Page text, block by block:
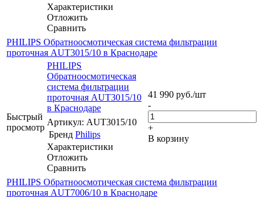
Характеристики
Отложить
Сравнить
PHILIPS Обратноосмотическая система фильтрации
проточная AUT3015/10 в Краснодаре
Быстрый
просмотр
PHILIPS
Обратноосмотическая
система фильтрации
проточная AUT3015/10
в Краснодаре
Артикул: AUT3015/10
Бренд Philips
Характеристики
Отложить
Сравнить
41 990 руб./шт
-
+
В корзину
PHILIPS Обратноосмотическая система фильтрации
проточная AUT7006/10 в Краснодаре